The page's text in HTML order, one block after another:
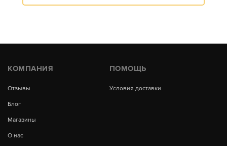
КОМПАНИЯ
Отзывы
Блог
Магазины
О нас
ПОМОЩЬ
Условия доставки